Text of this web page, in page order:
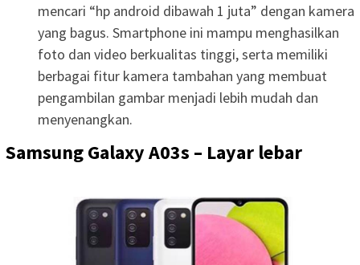
mencari “hp android dibawah 1 juta” dengan kamera
yang bagus. Smartphone ini mampu menghasilkan
foto dan video berkualitas tinggi, serta memiliki
berbagai fitur kamera tambahan yang membuat
pengambilan gambar menjadi lebih mudah dan
menyenangkan.
Samsung Galaxy A03s – Layar lebar